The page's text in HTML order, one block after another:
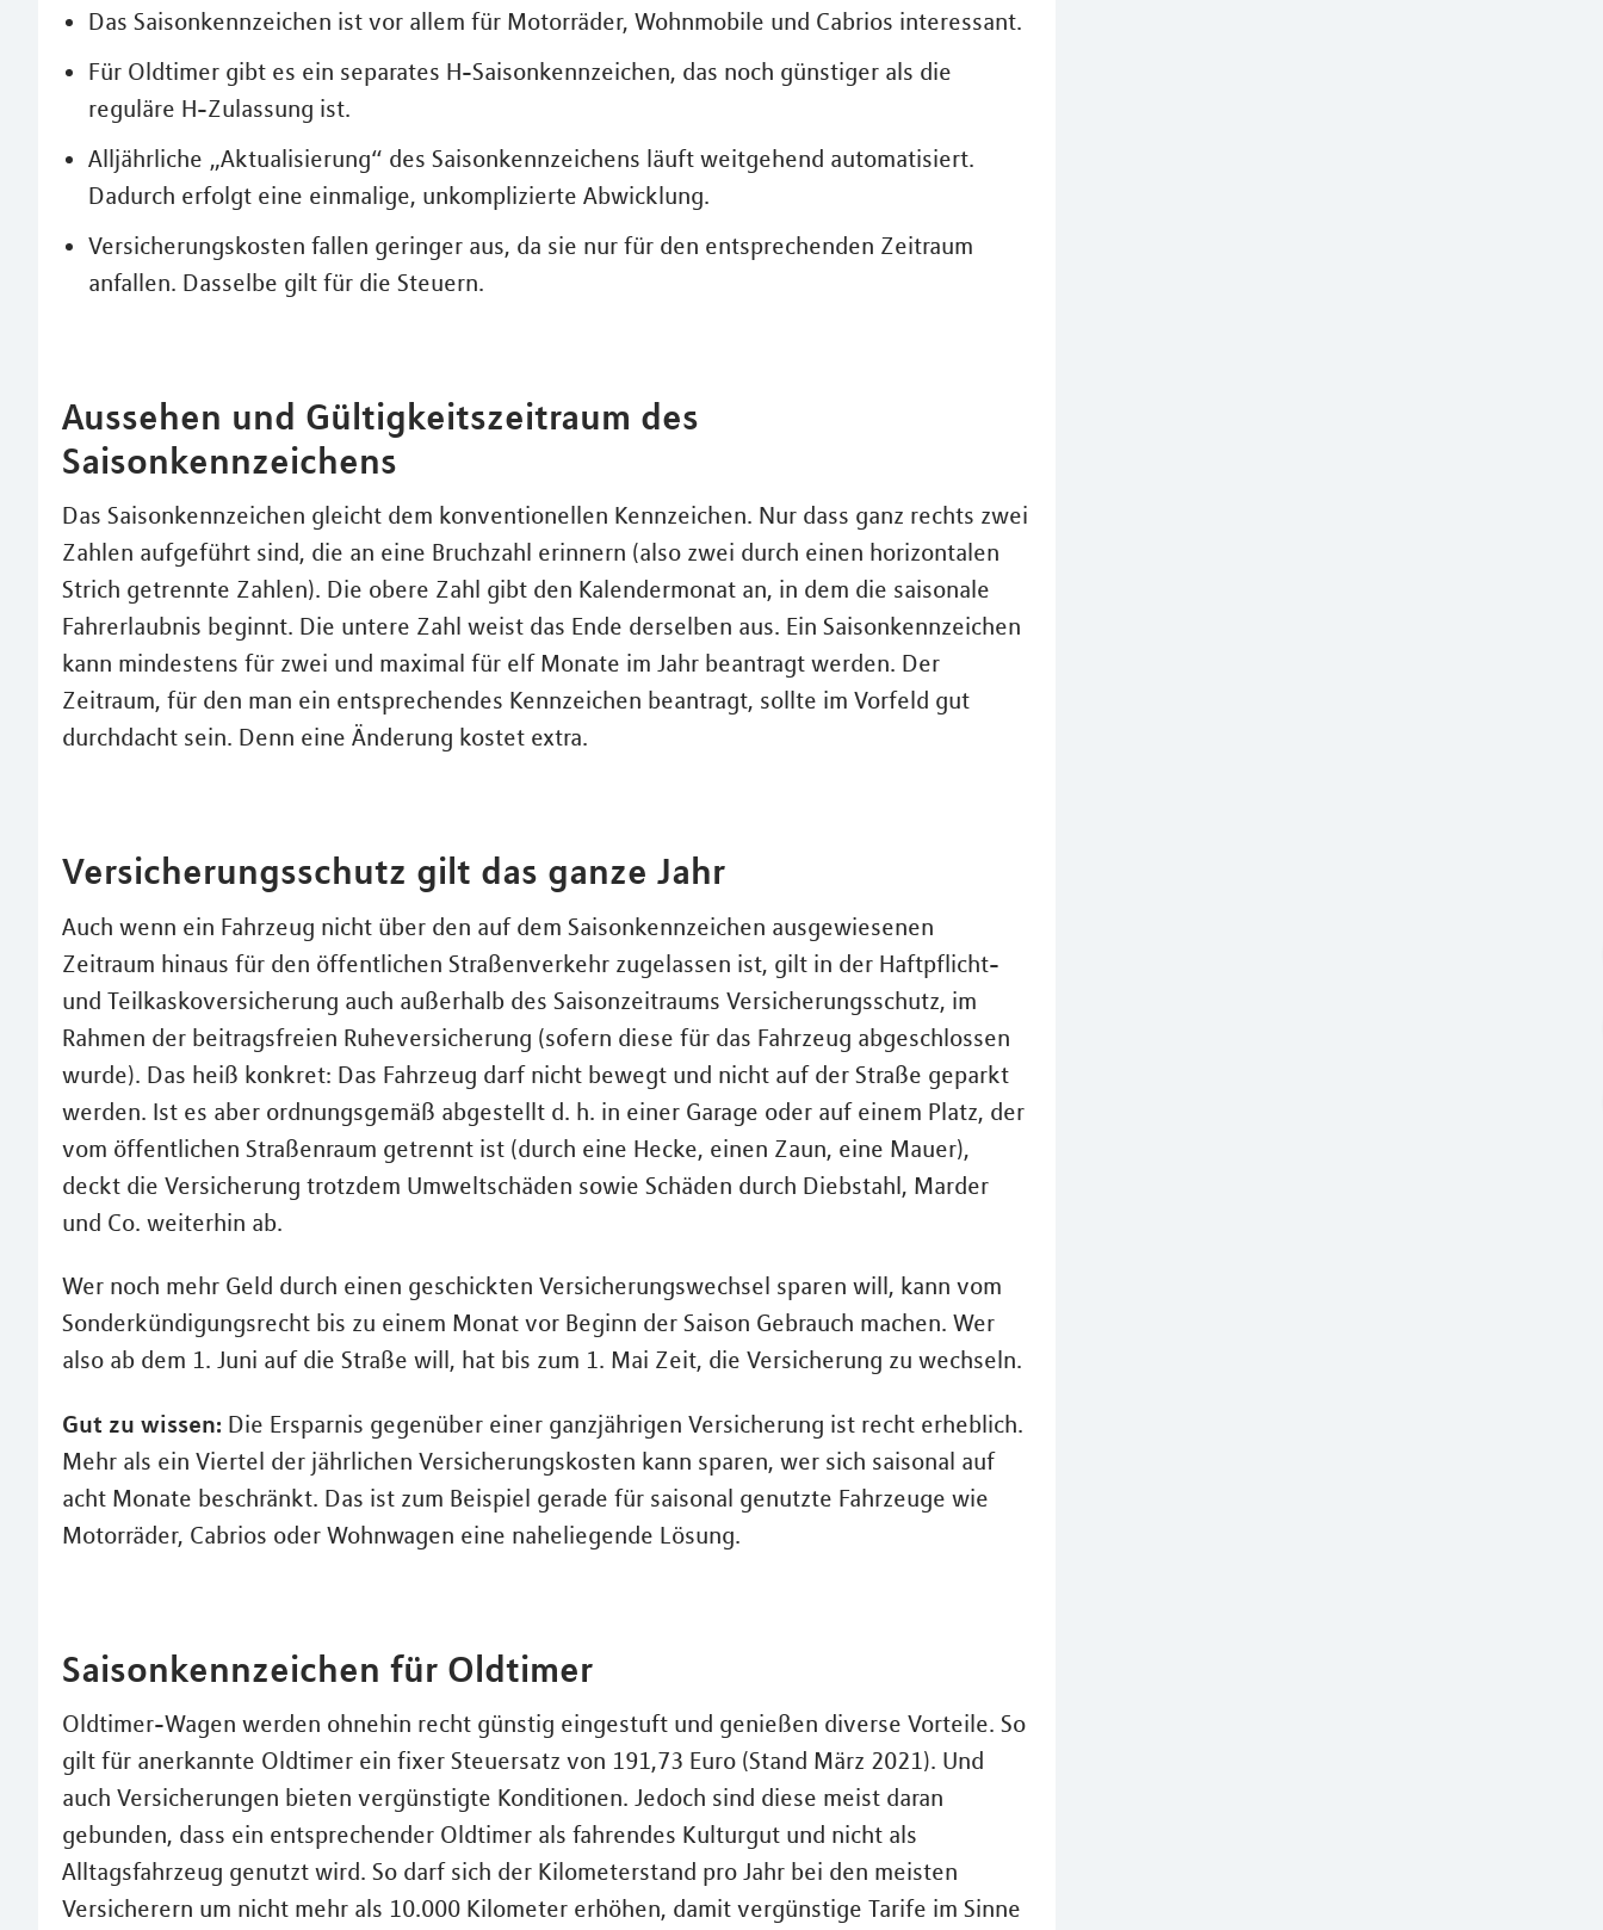
Das Saisonkennzeichen ist vor allem für Motorräder, Wohnmobile und Cabrios interessant.
Für Oldtimer gibt es ein separates H-Saisonkennzeichen, das noch günstiger als die
reguläre H-Zulassung ist.
Alljährliche „Aktualisierung“ des Saisonkennzeichens läuft weitgehend automatisiert.
Dadurch erfolgt eine einmalige, unkomplizierte Abwicklung.
Versicherungskosten fallen geringer aus, da sie nur für den entsprechenden Zeitraum
anfallen. Dasselbe gilt für die Steuern.
Aussehen und Gültigkeitszeitraum des
Saisonkennzeichens
Das Saisonkennzeichen gleicht dem konventionellen Kennzeichen. Nur dass ganz rechts zwei
Zahlen aufgeführt sind, die an eine Bruchzahl erinnern (also zwei durch einen horizontalen
Strich getrennte Zahlen). Die obere Zahl gibt den Kalendermonat an, in dem die saisonale
Fahrerlaubnis beginnt. Die untere Zahl weist das Ende derselben aus. Ein Saisonkennzeichen
kann mindestens für zwei und maximal für elf Monate im Jahr beantragt werden. Der
Zeitraum, für den man ein entsprechendes Kennzeichen beantragt, sollte im Vorfeld gut
durchdacht sein. Denn eine Änderung kostet extra.
Versicherungsschutz gilt das ganze Jahr
Auch wenn ein Fahrzeug nicht über den auf dem Saisonkennzeichen ausgewiesenen
Zeitraum hinaus für den öffentlichen Straßenverkehr zugelassen ist, gilt in der Haftpflicht-
und Teilkaskoversicherung auch außerhalb des Saisonzeitraums Versicherungsschutz, im
Rahmen der beitragsfreien Ruheversicherung (sofern diese für das Fahrzeug abgeschlossen
wurde). Das heiß konkret: Das Fahrzeug darf nicht bewegt und nicht auf der Straße geparkt
werden. Ist es aber ordnungsgemäß abgestellt d. h. in einer Garage oder auf einem Platz, der
vom öffentlichen Straßenraum getrennt ist (durch eine Hecke, einen Zaun, eine Mauer),
deckt die Versicherung trotzdem Umweltschäden sowie Schäden durch Diebstahl, Marder
und Co. weiterhin ab.
Wer noch mehr Geld durch einen geschickten Versicherungswechsel sparen will, kann vom
Sonderkündigungsrecht bis zu einem Monat vor Beginn der Saison Gebrauch machen. Wer
also ab dem 1. Juni auf die Straße will, hat bis zum 1. Mai Zeit, die Versicherung zu wechseln.
Gut zu wissen: Die Ersparnis gegenüber einer ganzjährigen Versicherung ist recht erheblich.
Mehr als ein Viertel der jährlichen Versicherungskosten kann sparen, wer sich saisonal auf
acht Monate beschränkt. Das ist zum Beispiel gerade für saisonal genutzte Fahrzeuge wie
Motorräder, Cabrios oder Wohnwagen eine naheliegende Lösung.
Saisonkennzeichen für Oldtimer
Oldtimer-Wagen werden ohnehin recht günstig eingestuft und genießen diverse Vorteile. So
gilt für anerkannte Oldtimer ein fixer Steuersatz von 191,73 Euro (Stand März 2021). Und
auch Versicherungen bieten vergünstigte Konditionen. Jedoch sind diese meist daran
gebunden, dass ein entsprechender Oldtimer als fahrendes Kulturgut und nicht als
Alltagsfahrzeug genutzt wird. So darf sich der Kilometerstand pro Jahr bei den meisten
Versicherern um nicht mehr als 10.000 Kilometer erhöhen, damit vergünstige Tarife im Sinne